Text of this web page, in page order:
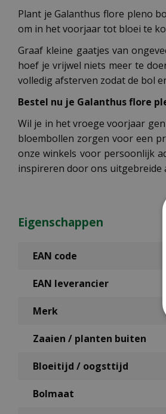
Plant je Galanthus flore pleno
om in het voorjaar tot bloei te
Graaf kleine gaatjes van
hoef je vrijwel niets meer te
volledig afsterven zodat de bol
Bestel nu je Galanthus flore
Wil je in het vroege voorjaar
bloembollen zorgen voor een
onze winkels voor persoonlijk
inspireren door ons
Eigenschappen
EAN code
EAN leverancier
Merk
Zaaien / planten buiten
Bloeitijd / oogsttijd
Bolmaat